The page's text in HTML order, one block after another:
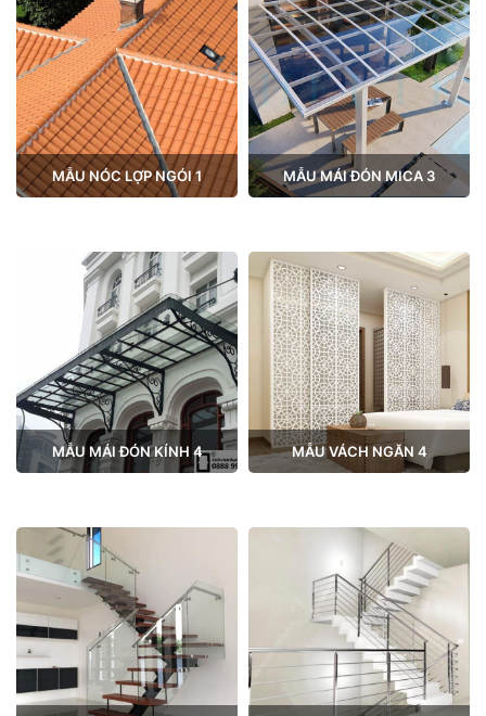
MẪU NÓC LỢP NGÓI 1 MẪU MÁI ĐÓN MICA 3
MẪU MÁI ĐÓN KÍNH 4 MẪU VÁCH NGĂN 4